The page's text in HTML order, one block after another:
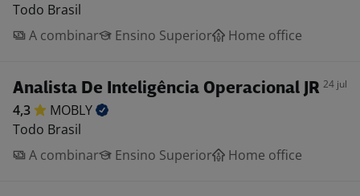
Todo Brasil
A combinar
Ensino Superior Home office
Analista De Inteligência Operacional JR 24 jul
4,3
MOBLY
Todo Brasil
A combinar
Ensino Superior Home office